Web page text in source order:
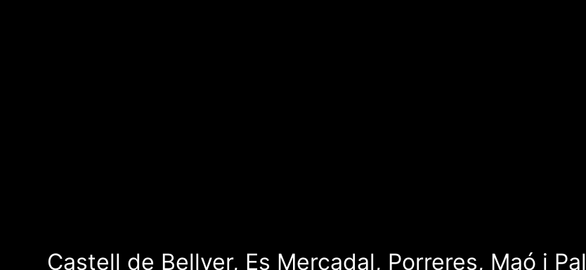
Castell de Bellver, Es Mercadal, Porreres, Maó i